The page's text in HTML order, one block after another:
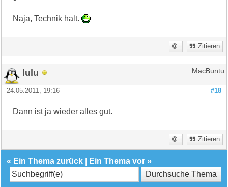
Naja, Technik halt.
Zitieren
lulu MacBuntu
#18
24.05.2011, 19:16
Dann ist ja wieder alles gut.
Zitieren
« Ein Thema zurück Ein Thema vor »